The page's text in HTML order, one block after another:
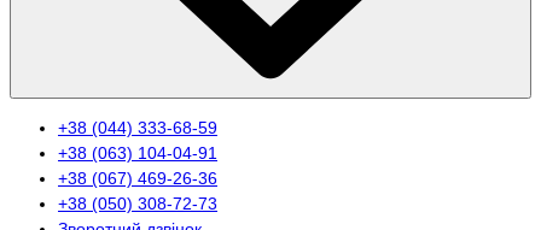
+38 (044) 333-68-59
+38 (063) 104-04-91
+38 (067) 469-26-36
+38 (050) 308-72-73